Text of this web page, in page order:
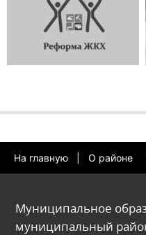
На главную О районе
Муниципальное
муниципальный